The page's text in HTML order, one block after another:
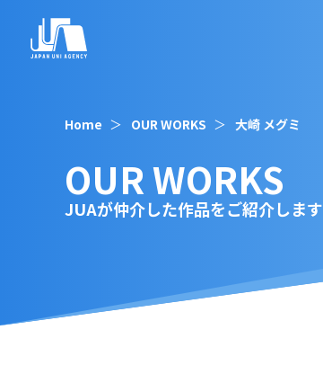
Home OUR WORKS 大崎 メグミ
OUR WORKS
JUAが仲介した作品をご紹介します